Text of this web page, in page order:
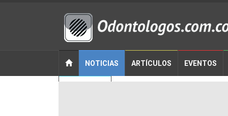
NOTICIAS ARTÍCULOS EVENTOS